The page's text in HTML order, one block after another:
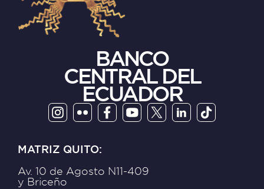
BANCO
CENTRAL DEL
ECUADOR
MATRIZ QUITO:
Av. 10 de Agosto N11-409
y Briceño